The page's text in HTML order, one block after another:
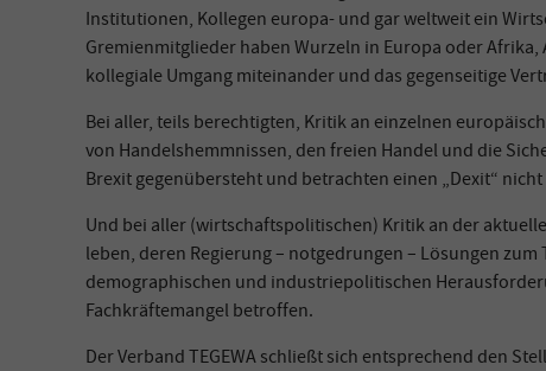
Institutionen, Kollegen europa- und gar weltweit ein
Gremienmitglieder haben Wurzeln in Europa oder
kollegiale Umgang miteinander und das gegenseitige
Bei aller, teils berechtigten, Kritik an einzelnen
von Handelshemmnissen, den freien Handel und die
Brexit gegenübersteht und betrachten einen „Dexit“
Und bei aller (wirtschaftspolitischen) Kritik an der
leben, deren Regierung – notgedrungen – Lösungen
demographischen und industriepolitischen
Fachkräftemangel betroffen.
Der Verband TEGEWA schließt sich entsprechend den